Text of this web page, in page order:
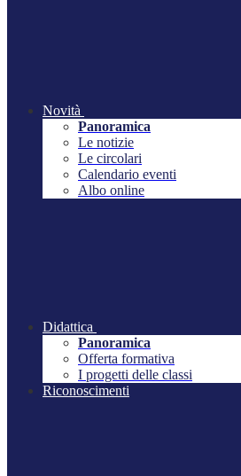
Novità
Panoramica
Le notizie
Le circolari
Calendario eventi
Albo online
Didattica
Panoramica
Offerta formativa
I progetti delle classi
Riconoscimenti